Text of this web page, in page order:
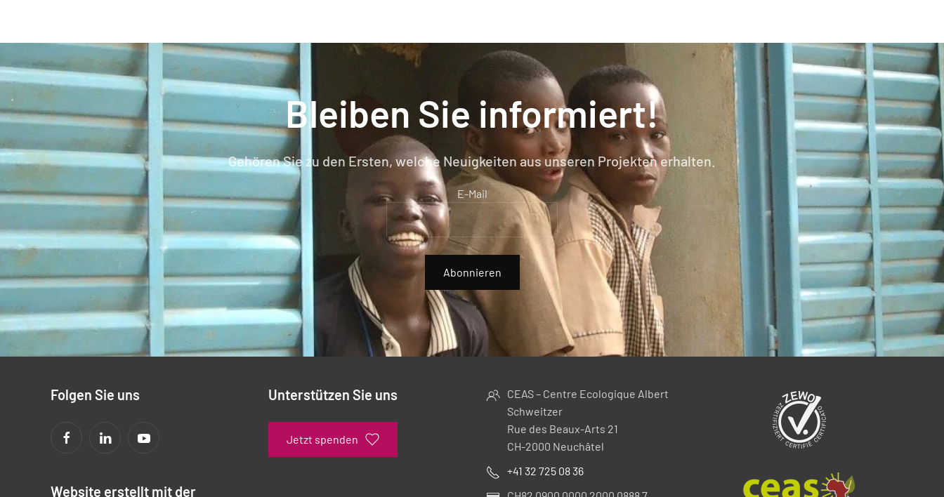
Bleiben Sie informiert!
Gehören Sie zu den Ersten, welche Neuigkeiten aus unseren Projekten erhalten.
E-Mail
Abonnieren
Folgen Sie uns
Website erstellt mit der
Unterstützen Sie uns
Jetzt spenden
CEAS – Centre Ecologique Albert
Schweitzer
Rue des Beaux-Arts 21
CH-2000 Neuchâtel
+41 32 725 08 36